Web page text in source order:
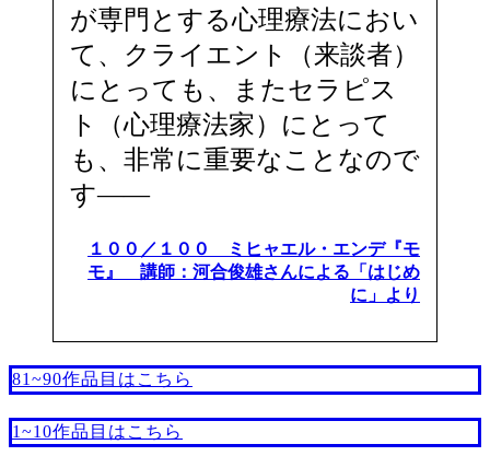
が専門とする心理療法におい
て、クライエント（来談者）
にとっても、またセラピス
ト（心理療法家）にとって
も、非常に重要なことなので
す――
１００／１００ ミヒャエル・エンデ『モ
モ』 講師：河合俊雄さんによる「はじめ
に」より
81~90作品目はこちら
1~10作品目はこちら